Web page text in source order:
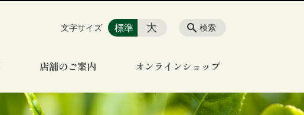
店舗のご案内 オンラインショップ
検索
文字サイズ 標準 大